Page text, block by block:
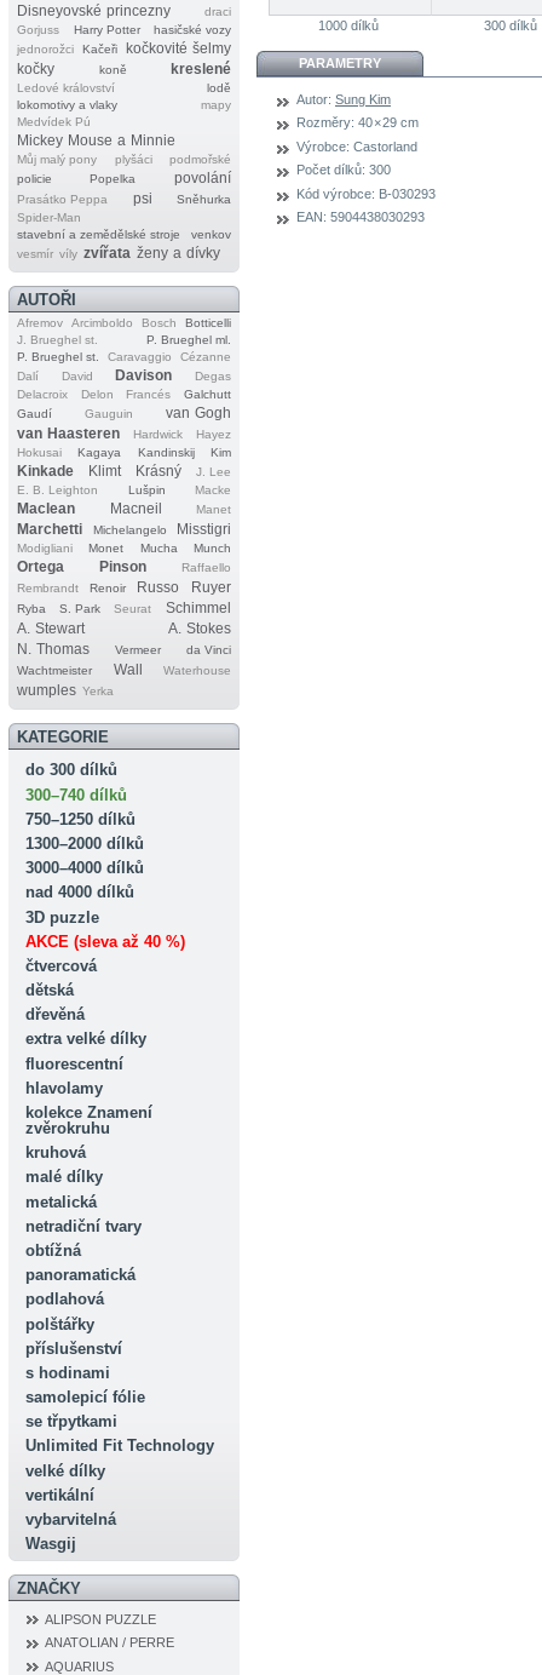
Disneyovské princezny
draci
Gorjuss
Harry Potter
hasičské vozy
jednorožci
Kačeři
kočkovité šelmy
kočky
koně kreslené
Ledové království
lodě
lokomotivy a vlaky
mapy
Medvídek Pú
Mickey Mouse a Minnie
Můj malý pony plyšáci
podmořské
policie
Popelka povolání
Prasátko Peppa psi
Sněhurka
Spider‐Man
stavební a zemědělské stroje
venkov
vesmír víly zvířata ženy a dívky
AUTOŘI
Afremov Arcimboldo Bosch
Botticelli
J. Brueghel st.
P. Brueghel ml.
P. Brueghel st.
Caravaggio
Cézanne
Dalí
David Davison
Degas
Delacroix
Delon Francés
Galchutt
Gaudí
Gauguin
van Gogh
van Haasteren
Hardwick
Hayez
Hokusai
Kagaya Kandinskij Kim
Kinkade Klimt Krásný
J. Lee
E. B. Leighton
Lušpin Macke
Maclean Macneil Manet
Marchetti Michelangelo Misstigri
Modigliani Monet Mucha Munch
Ortega Pinson
Raffaello
Rembrandt
Renoir Russo Ruyer
Ryba S. Park Seurat
Schimmel
A. Stewart
A. Stokes
N. Thomas
Vermeer
da Vinci
Wachtmeister
Wall Waterhouse
wumples Yerka
KATEGORIE
do 300 dílků
300–740 dílků
750–1250 dílků
1300–2000 dílků
3000–4000 dílků
nad 4000 dílků
3D puzzle
AKCE (sleva až 40 %)
čtvercová
dětská
dřevěná
extra velké dílky
fluorescentní
hlavolamy
kolekce Znamení
zvěrokruhu
kruhová
malé dílky
metalická
netradiční tvary
obtížná
panoramatická
podlahová
polštářky
příslušenství
s hodinami
samolepicí fólie
se třpytkami
Unlimited Fit Technology
velké dílky
vertikální
vybarvitelná
Wasgij
ZNAČKY
ALIPSON PUZZLE
ANATOLIAN / PERRE
AQUARIUS
1000 dílků 300 dílků
PARAMETRY
Autor: Sung Kim
Rozměry: 40 × 29 cm
Výrobce: Castorland
Počet dílků: 300
Kód výrobce: B-030293
EAN: 5904438030293